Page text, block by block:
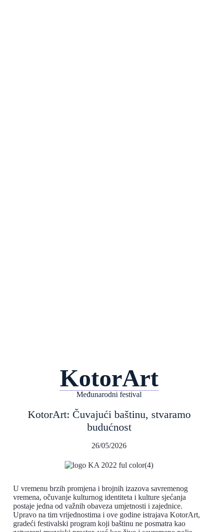
KotorArt
Međunarodni festival
KotorArt: Čuvajući baštinu, stvaramo
budućnost
26/05/2026
U vremenu brzih promjena i brojnih izazova savremenog
vremena, očuvanje kulturnog identiteta i kulture sjećanja
postaje jedna od važnih obaveza umjetnosti i zajednice.
Upravo na tim vrijednostima i ove godine istrajava KotorArt,
gradeći festivalski program koji baštinu ne posmatra kao